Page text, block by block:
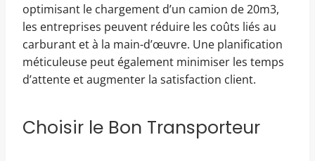
optimisant le chargement d’un camion de 20m3,
les entreprises peuvent réduire les coûts liés au
carburant et à la main-d’œuvre. Une planification
méticuleuse peut également minimiser les temps
d’attente et augmenter la satisfaction client.
Choisir le Bon Transporteur